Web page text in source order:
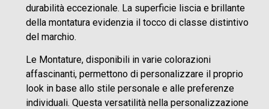
durabilità eccezionale. La superficie liscia e brillante
della montatura evidenzia il tocco di classe distintivo
del marchio.
Le Montature, disponibili in varie colorazioni
affascinanti, permettono di personalizzare il proprio
look in base allo stile personale e alle preferenze
individuali. Questa versatilità nella personalizzazione